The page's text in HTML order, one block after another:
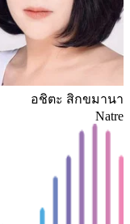
อชิตะ สิกขมานา
Natre